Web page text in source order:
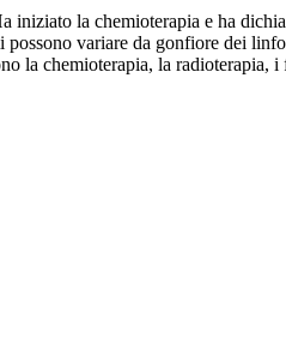
iniziato la chemioterapia e ha
variare da gonfiore dei
chemioterapia, la radioterapia, i